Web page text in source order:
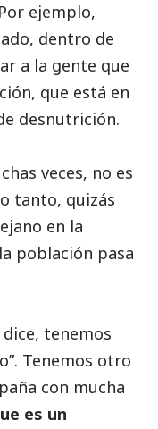
ejemplo,
dentro de
a la gente que
que está en
desnutrición.
veces, no es
tanto, quizás
en la
población pasa
tenemos
Tenemos otro
con mucha
es un